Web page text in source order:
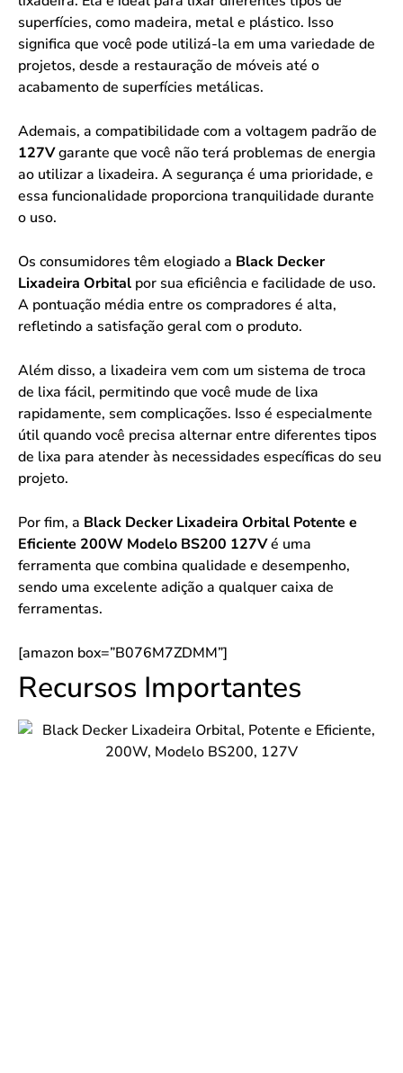
superfícies, como madeira, metal e plástico. Isso
significa que você pode utilizá-la em uma variedade de
projetos, desde a restauração de móveis até o
acabamento de superfícies metálicas.
Ademais, a compatibilidade com a voltagem padrão de
127Vgarante que você não terá problemas de energia
ao utilizar a lixadeira. A segurança é uma prioridade, e
essa funcionalidade proporciona tranquilidade durante
o uso.
Os consumidores têm elogiado a Black Decker
Lixadeira Orbital por sua eficiência e facilidade de uso.
A pontuação média entre os compradores é alta,
refletindo a satisfação geral com o produto.
Além disso, a lixadeira vem com um sistema de troca
de lixa fácil, permitindo que você mude de lixa
rapidamente, sem complicações. Isso é especialmente
útil quando você precisa alternar entre diferentes tipos
de lixa para atender às necessidades específicas do seu
projeto.
Por fim, a Black Decker Lixadeira Orbital Potente e
Eficiente 200W Modelo BS200 127Vé uma
ferramenta que combina qualidade e desempenho,
sendo uma excelente adição a qualquer caixa de
ferramentas.
[amazon box=”B076M7ZDMM”]
Recursos Importantes